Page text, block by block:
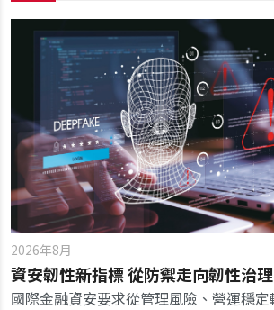
2026年8月
資安韌性新指標 從防禦走向韌性治理